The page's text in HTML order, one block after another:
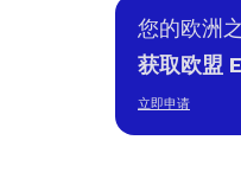
您的欧洲
获取欧盟
立即申请